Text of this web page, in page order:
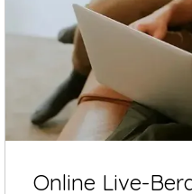
Online Live-